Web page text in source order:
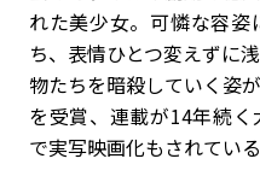
れた美少女。可憐な容
ち、表情ひとつ変えずに
物たちを暗殺していく姿
を受賞、連載が14年続
で実写映画化もされている